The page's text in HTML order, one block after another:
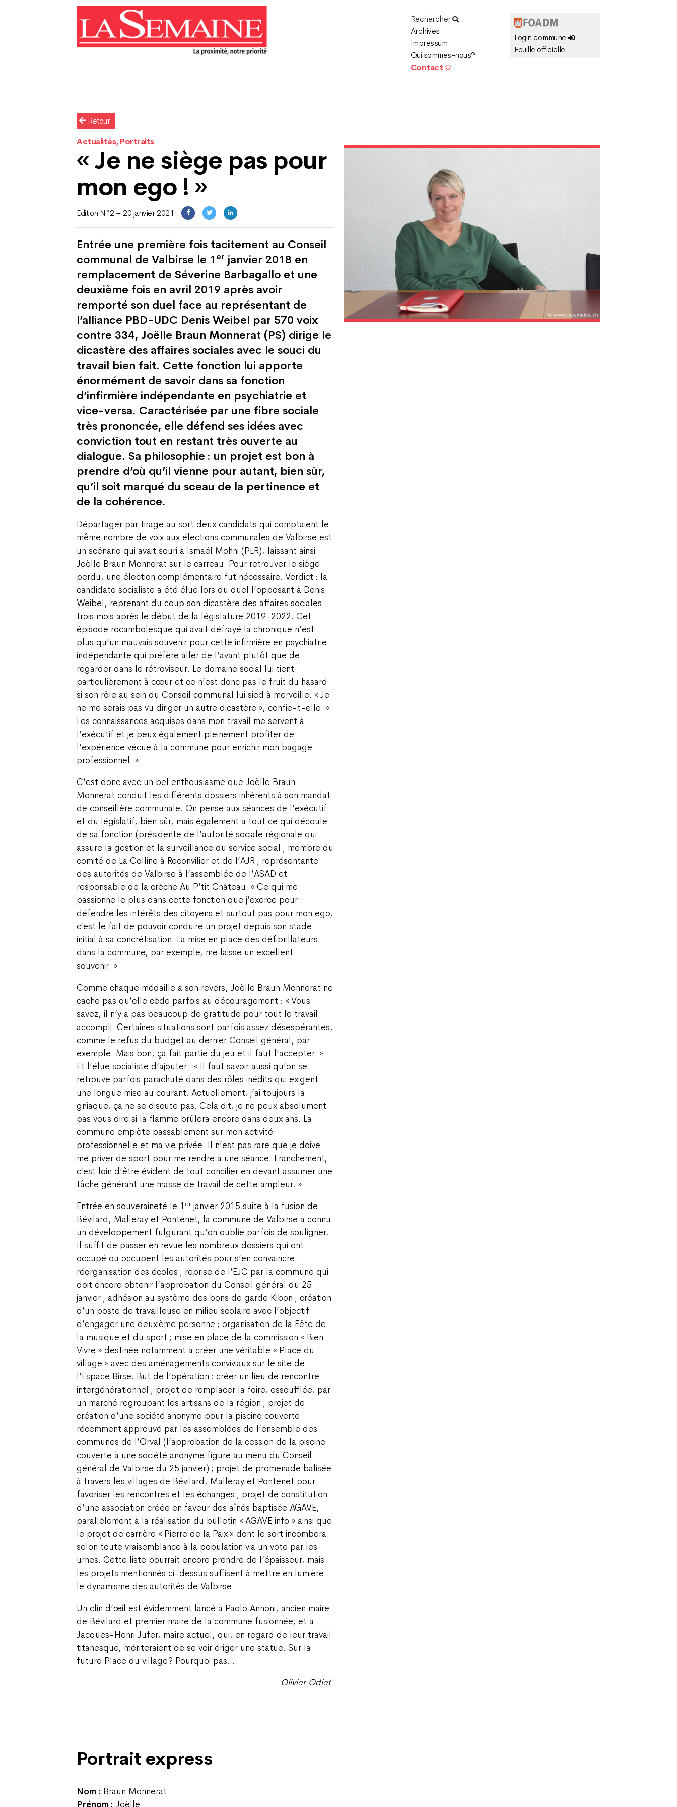
Rechercher
Archives
Impressum
Qui sommes-nous?
Contact
Login commune
Feuille officielle
Retour
Actualités, Portraits
« Je ne siège pas pour
mon ego ! »
Edition N°2 – 20 janvier 2021
Entrée une première fois tacitement au Conseil
communal de Valbirse le 1 er janvier 2018 en
remplacement de Séverine Barbagallo et une
deuxième fois en avril 2019 après avoir
remporté son duel face au représentant de
l’alliance PBD-UDC Denis Weibel par 570 voix
contre 334, Joëlle Braun Monnerat (PS) dirige le
dicastère des affaires sociales avec le souci du
travail bien fait. Cette fonction lui apporte
énormément de savoir dans sa fonction
d’infirmière indépendante en psychiatrie et
vice-versa. Caractérisée par une fibre sociale
très prononcée, elle défend ses idées avec
conviction tout en restant très ouverte au
dialogue. Sa philosophie : un projet est bon à
prendre d’où qu’il vienne pour autant, bien sûr,
qu’il soit marqué du sceau de la pertinence et
de la cohérence.
Départager par tirage au sort deux candidats qui comptaient le
même nombre de voix aux élections communales de Valbirse est
un scénario qui avait souri à Ismaël Mohni (PLR), laissant ainsi
Joëlle Braun Monnerat sur le carreau. Pour retrouver le siège
perdu, une élection complémentaire fut nécessaire. Verdict : la
candidate socialiste a été élue lors du duel l’opposant à Denis
Weibel, reprenant du coup son dicastère des affaires sociales
trois mois après le début de la législature 2019-2022. Cet
épisode rocambolesque qui avait défrayé la chronique n’est
plus qu’un mauvais souvenir pour cette infirmière en psychiatrie
indépendante qui préfère aller de l’avant plutôt que de
regarder dans le rétroviseur. Le domaine social lui tient
particulièrement à cœur et ce n’est donc pas le fruit du hasard
si son rôle au sein du Conseil communal lui sied à merveille. « Je
ne me serais pas vu diriger un autre dicastère », confie-t-elle. «
Les connaissances acquises dans mon travail me servent à
l’exécutif et je peux également pleinement profiter de
l’expérience vécue à la commune pour enrichir mon bagage
professionnel. »
C’est donc avec un bel enthousiasme que Joëlle Braun
Monnerat conduit les différents dossiers inhérents à son mandat
de conseillère communale. On pense aux séances de l’exécutif
et du législatif, bien sûr, mais également à tout ce qui découle
de sa fonction (présidente de l’autorité sociale régionale qui
assure la gestion et la surveillance du service social ; membre du
comité de La Colline à Reconvilier et de l’AJR ; représentante
des autorités de Valbirse à l’assemblée de l’ASAD et
responsable de la crèche Au P’tit Château. « Ce qui me
passionne le plus dans cette fonction que j’exerce pour
défendre les intérêts des citoyens et surtout pas pour mon ego,
c’est le fait de pouvoir conduire un projet depuis son stade
initial à sa concrétisation. La mise en place des défibrillateurs
dans la commune, par exemple, me laisse un excellent
souvenir. »
Comme chaque médaille a son revers, Joëlle Braun Monnerat ne
cache pas qu’elle cède parfois au découragement : « Vous
savez, il n’y a pas beaucoup de gratitude pour tout le travail
accompli. Certaines situations sont parfois assez désespérantes,
comme le refus du budget au dernier Conseil général, par
exemple. Mais bon, ça fait partie du jeu et il faut l’accepter. »
Et l’élue socialiste d’ajouter : « Il faut savoir aussi qu’on se
retrouve parfois parachuté dans des rôles inédits qui exigent
une longue mise au courant. Actuellement, j’ai toujours la
gniaque, ça ne se discute pas. Cela dit, je ne peux absolument
pas vous dire si la flamme brûlera encore dans deux ans. La
commune empiète passablement sur mon activité
professionnelle et ma vie privée. Il n’est pas rare que je doive
me priver de sport pour me rendre à une séance. Franchement,
c’est loin d’être évident de tout concilier en devant assumer une
tâche générant une masse de travail de cette ampleur. »
Entrée en souveraineté le 1 er janvier 2015 suite à la fusion de
Bévilard, Malleray et Pontenet, la commune de Valbirse a connu
un développement fulgurant qu’on oublie parfois de souligner.
Il suffit de passer en revue les nombreux dossiers qui ont
occupé ou occupent les autorités pour s’en convaincre :
réorganisation des écoles ; reprise de l’EJC par la commune qui
doit encore obtenir l’approbation du Conseil général du 25
janvier ; adhésion au système des bons de garde Kibon ; création
d’un poste de travailleuse en milieu scolaire avec l’objectif
d’engager une deuxième personne ; organisation de la Fête de
la musique et du sport ; mise en place de la commission « Bien
Vivre » destinée notamment à créer une véritable « Place du
village » avec des aménagements conviviaux sur le site de
l’Espace Birse. But de l’opération : créer un lieu de rencontre
intergénérationnel ; projet de remplacer la foire, essoufflée, par
un marché regroupant les artisans de la région ; projet de
création d’une société anonyme pour la piscine couverte
récemment approuvé par les assemblées de l’ensemble des
communes de l’Orval (l’approbation de la cession de la piscine
couverte à une société anonyme figure au menu du Conseil
général de Valbirse du 25 janvier) ; projet de promenade balisée
à travers les villages de Bévilard, Malleray et Pontenet pour
favoriser les rencontres et les échanges ; projet de constitution
d’une association créée en faveur des aînés baptisée AGAVE,
parallèlement à la réalisation du bulletin « AGAVE info » ainsi que
le projet de carrière « Pierre de la Paix » dont le sort incombera
selon toute vraisemblance à la population via un vote par les
urnes. Cette liste pourrait encore prendre de l’épaisseur, mais
les projets mentionnés ci-dessus suffisent à mettre en lumière
le dynamisme des autorités de Valbirse.
Un clin d’œil est évidemment lancé à Paolo Annoni, ancien maire
de Bévilard et premier maire de la commune fusionnée, et à
Jacques-Henri Jufer, maire actuel, qui, en regard de leur travail
titanesque, mériteraient de se voir ériger une statue. Sur la
future Place du village ? Pourquoi pas…
Olivier Odiet
Portrait express
Nom : Braun Monnerat
Prénom : Joëlle